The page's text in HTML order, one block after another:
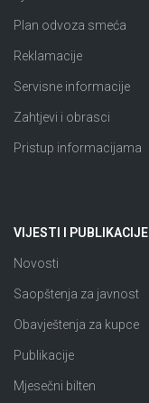
Plan odvoza smeća
Reklamacije
Servisne informacije
Zahtjevi i obrasci
Pristup informacijama
VIJESTI I PUBLIKACIJE
Novosti
Saopštenja za javnost
Obavještenja za kupce
Publikacije
Mjesečni bilten